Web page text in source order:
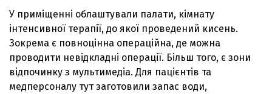
У приміщенні облаштували палати, кімнату
інтенсивної терапії, до якої проведений кисень.
Зокрема є повноцінна операційна, де можна
проводити невідкладні операції. Більш того, є зони
відпочинку з мультимедіа. Для пацієнтів та
медперсоналу тут заготовили запас води,